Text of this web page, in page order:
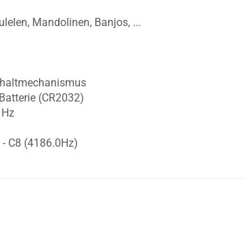
Mandolinen, Banjos, ...
(CR2032)
C8 (4186.0Hz)